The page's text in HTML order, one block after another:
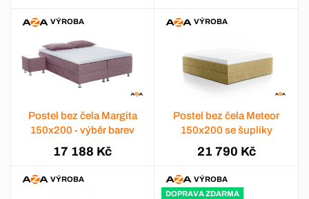
VÝROBA
Postel bez čela Margita
150x200 - výběr barev
17 188 Kč
VÝROBA
Postel bez čela Meteor
150x200 se šuplíky
21 790 Kč
VÝROBA
VÝROBA
DOPRAVA ZDARMA